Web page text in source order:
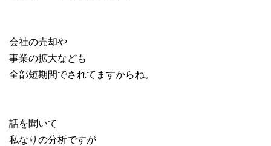
会社の売却や
事業の拡大なども
全部短期間でされてますからね。
話を聞いて
私なりの分析ですが